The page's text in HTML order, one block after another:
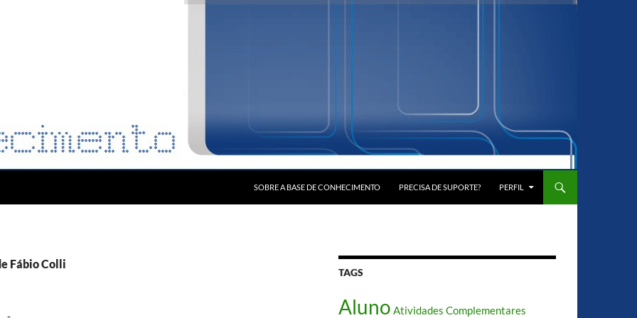
SOBRE A BASE DE CONHECIMENTO PRECISA DE SUPORTE? PERFIL
Fábio Colli
TAGS
Aluno Atividades Complementares